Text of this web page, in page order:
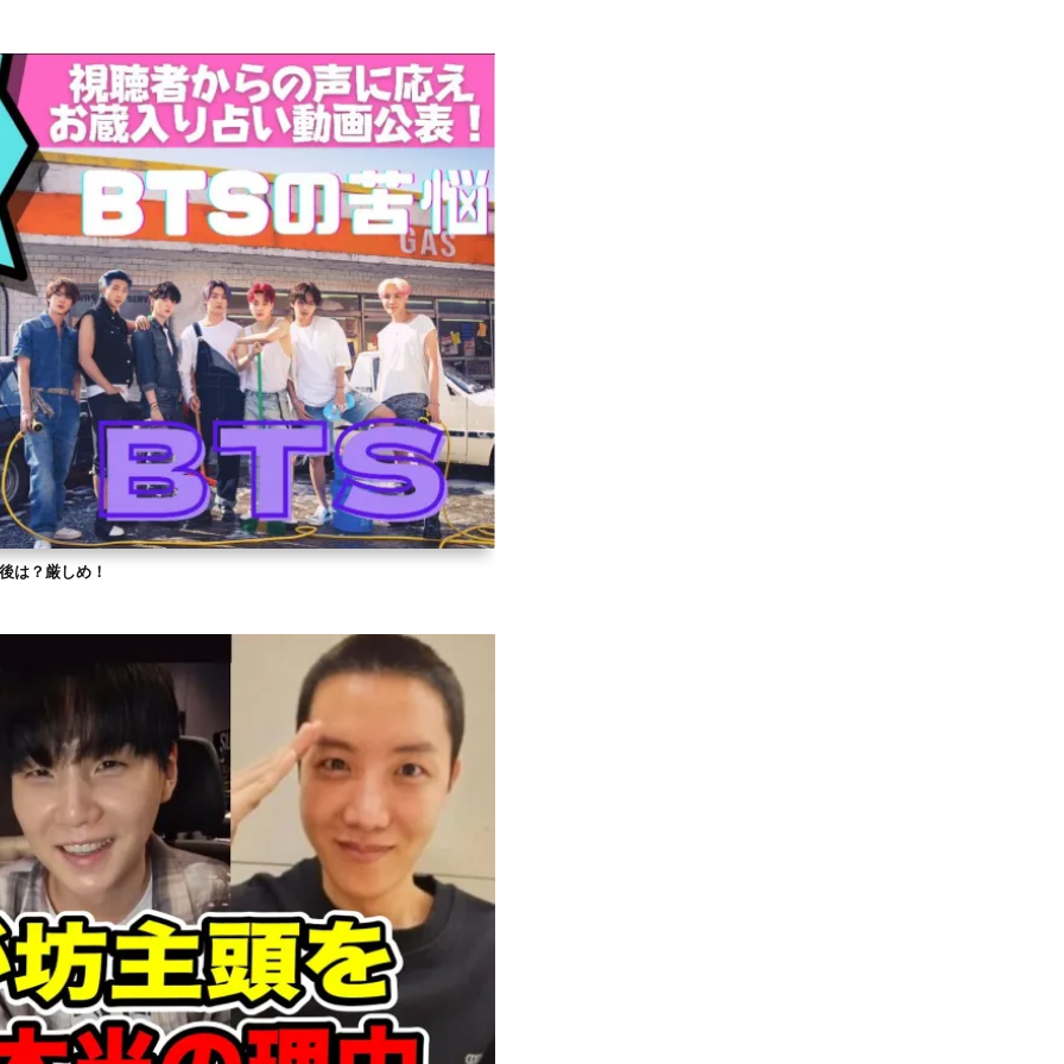
は？厳しめ！